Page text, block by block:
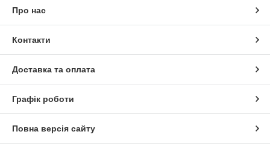
Про нас
Контакти
Доставка та оплата
Графік роботи
Повна версія сайту